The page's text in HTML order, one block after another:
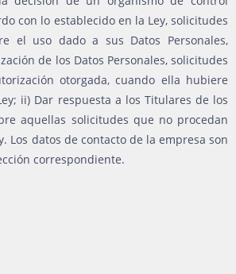
con lo establecido en la Ley, solicitudes
el uso dado a sus Datos Personales,
de los Datos Personales, solicitudes
otorgada, cuando ella hubiere
ii) Dar respuesta a los Titulares de los
aquellas solicitudes que no procedan
Los datos de contacto de la empresa son
correspondiente.